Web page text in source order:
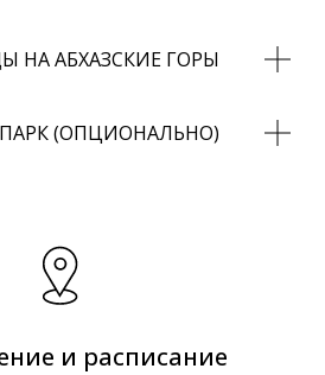
НА АБХАЗСКИЕ ГОРЫ
(ОПЦИОНАЛЬНО)
и расписание